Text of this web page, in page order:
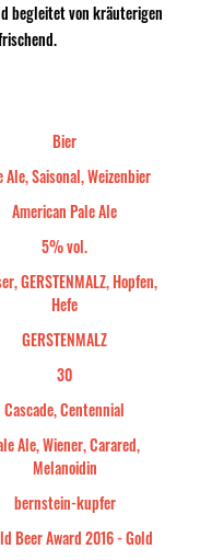
begleitet von kräuterigen
Bier
Ale, Saisonal, Weizenbier
American Pale Ale
5% vol.
GERSTENMALZ, Hopfen,
Hefe
GERSTENMALZ
30
Cascade, Centennial
Ale, Wiener, Carared,
Melanoidin
bernstein-kupfer
Beer Award 2016 - Gold